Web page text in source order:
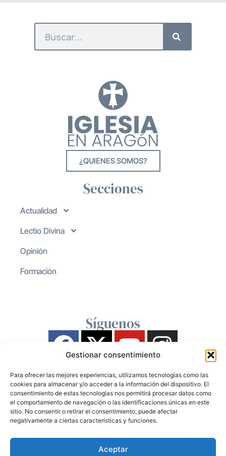
Gestionar consentimiento
Para ofrecer las mejores experiencias, utilizamos tecnologías como las
cookies para almacenar y/o acceder a la información del dispositivo. El
consentimiento de estas tecnologías nos permitirá procesar datos como
el comportamiento de navegación o las identificaciones únicas en este
sitio. No consentir o retirar el consentimiento, puede afectar
negativamente a ciertas características y funciones.
Aceptar
¿QUIENES SOMOS?
Secciones
Actualidad
Lectio Divina
Opinión
Formación
Síguenos